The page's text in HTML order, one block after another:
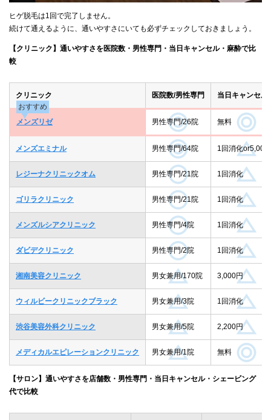
ヒゲ脱毛は1回で完了しません。
続けて通えるように、通いやすさにいても必ずチェックしておきましょう。
【クリニック】通いやすさを医院数・男性専門・当日キャンセル・麻酔で比
較
クリニック 医院数/男性専門
当日キャンセル
おすすめ
メンズリゼ
男性専門/26院 無料
メンズエミナル 男性専門/64院 1回消化or5,000
レジーナクリニックオム 男性専門/21院 1回消化
ゴリラクリニック 男性専門/21院 1回消化
メンズルシアクリニック 男性専門/4院 1回消化
ダビデクリニック 男性専門/2院 1回消化
湘南美容クリニック 男女兼用/170院 3,000円
ウィルビークリニックブラック 男女兼用/3院 1回消化
渋谷美容外科クリニック 男女兼用/5院 2,200円
メディカルエピレーションクリニック 男女兼用/1院 無料
【サロン】通いやすさを店舗数・男性専門・当日キャンセル・シェービング
代で比較